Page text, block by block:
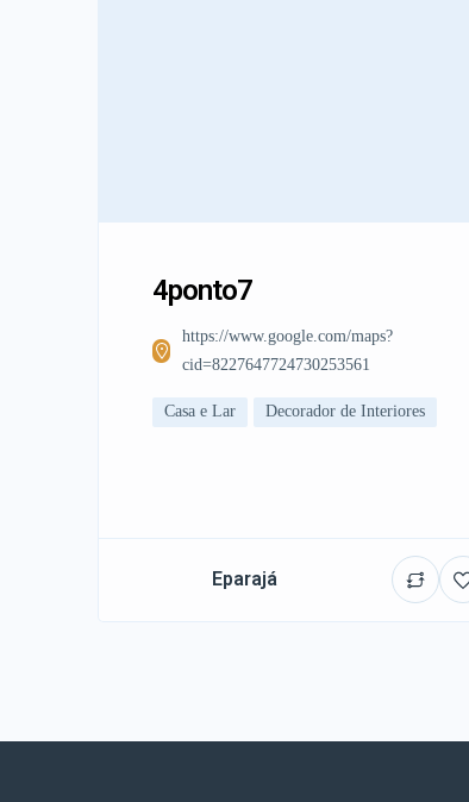
4ponto7
https://www.google.com/maps?
cid=8227647724730253561
Casa e Lar Decorador de Interiores
Eparajá